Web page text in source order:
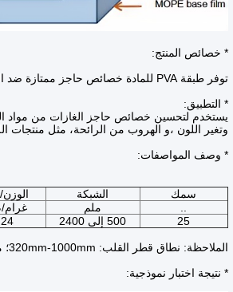
* خصائص المنتج:
توفر طبقة PVA للمادة خصائص حاجز ممتازة ضد الغازات مثل الأكسجين والنيتروجين وثاني أكسيد الكربون والمركبات العضوية المتطايرة.
* التطبيق:
يستخدم لتحسين خصائص حاجز الغازات من مواد
وتغير اللون ،و الهروب من الرائحة، مثل منتجات
* وصف المواصفات:
سمك الشبكة الوزن/
ملم غرام/
25
500 إلى 2400 24
الملاحظة: نطاق قطر القلب: 320mm-1000mm؛ مغلفة الجانب في.
* نتيجة اختبار نموذجية: